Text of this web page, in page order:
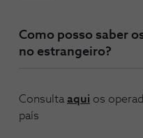
Como posso saber
no estrangeiro?
Consulta aqui os
país